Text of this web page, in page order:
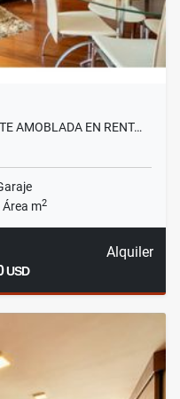
AMOBLADA EN RENT…
Área m2
Alquiler
USD